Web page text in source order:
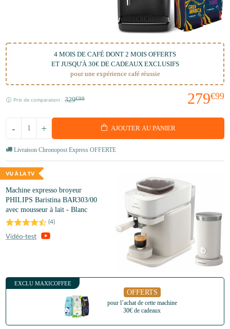
4 MOIS DE CAFÉ DONT 2 MOIS OFFERTS
ET JUSQU'À 30€ DE CADEAUX EXCLUSIFS
pour une expérience café réussie
279€99
Prix de comparaison : 329€99
+
- AJOUTER AU PANIER
Livraison Chronopost Express OFFERTE
Machine expresso broyeur
PHILIPS Baristina BAR303/00
avec mousseur à lait - Blanc
(4)
EXCLU MAXICOFFEE
OFFERTS
pour l’achat de cette machine
30€ de cadeaux